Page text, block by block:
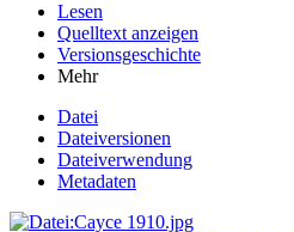
Lesen
Quelltext anzeigen
Versionsgeschichte
Mehr
Datei
Dateiversionen
Dateiverwendung
Metadaten